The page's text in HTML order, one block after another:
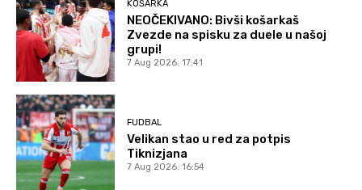
KOŠARKA
NEOČEKIVANO: Bivši košarkaš
Zvezde na spisku za duele u našoj
grupi!
7 Aug 2026. 17:41
FUDBAL
Velikan stao u red za potpis
Tiknizjana
7 Aug 2026. 16:54